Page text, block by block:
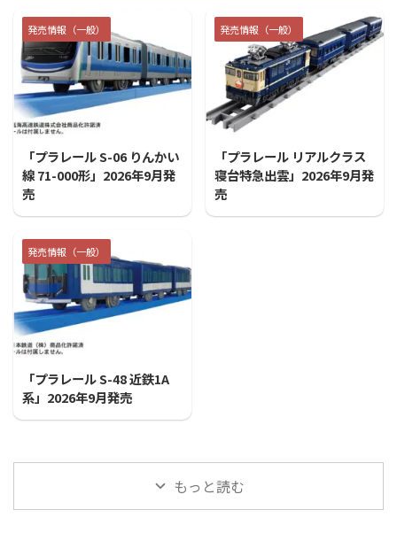
発売情報（一般）
「プラレール S-06 りんかい
線 71-000形」2026年9月発
売
発売情報（一般）
「プラレール リアルクラス
寝台特急出雲」2026年9月発
売
発売情報（一般）
「プラレール S-48 近鉄1A
系」2026年9月発売
もっと読む